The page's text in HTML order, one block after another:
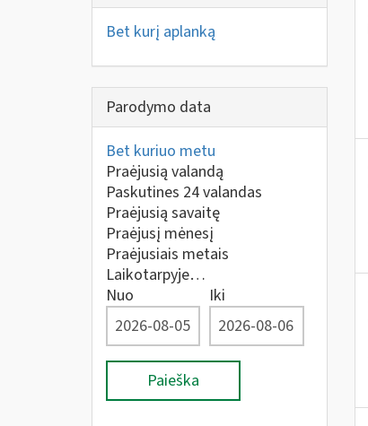
Bet kurį aplanką
Parodymo data
Bet kuriuo metu
Praėjusią valandą
Paskutines 24 valandas
Praėjusią savaitę
Praėjusį mėnesį
Praėjusiais metais
Laikotarpyje…
Nuo
Iki
Paieška